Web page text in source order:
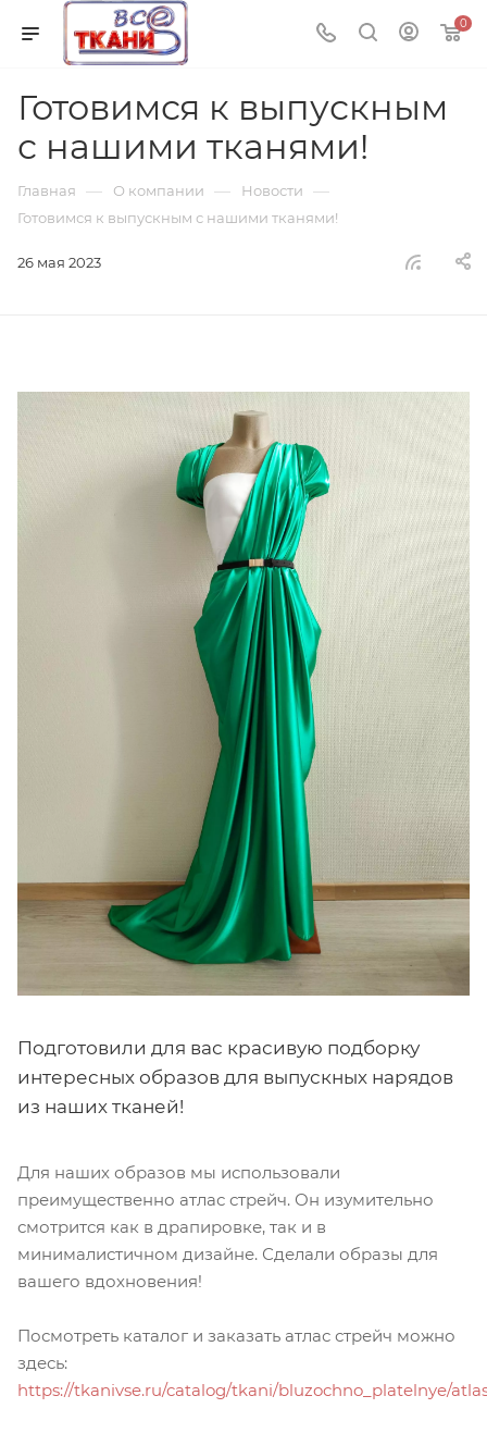
0
Готовимся к выпускным
с нашими тканями!
Главная — О компании — Новости —
Готовимся к выпускным с нашими тканями!
26 мая 2023
Подготовили для вас красивую подборку
интересных образов для выпускных нарядов
из наших тканей!
Для наших образов мы использовали
преимущественно атлас стрейч. Он изумительно
смотрится как в драпировке, так и в
минималистичном дизайне. Сделали образы для
вашего вдохновения!
Посмотреть каталог и заказать атлас стрейч можно
здесь:
https://tkanivse.ru/catalog/tkani/bluzochno_platelnye/